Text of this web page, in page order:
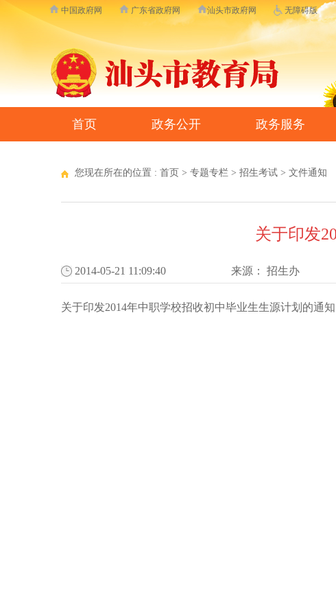
中国政府网 广东省政府网 汕头市政府网 无障碍版
首页 政务公开 政务服务
您现在所在的位置 : 首页 > 专题专栏 > 招生考试 > 文件通知
关于印发
2014-05-21 11:09:40 来源： 招生办
关于印发2014年中职学校招收初中毕业生生源计划的通知